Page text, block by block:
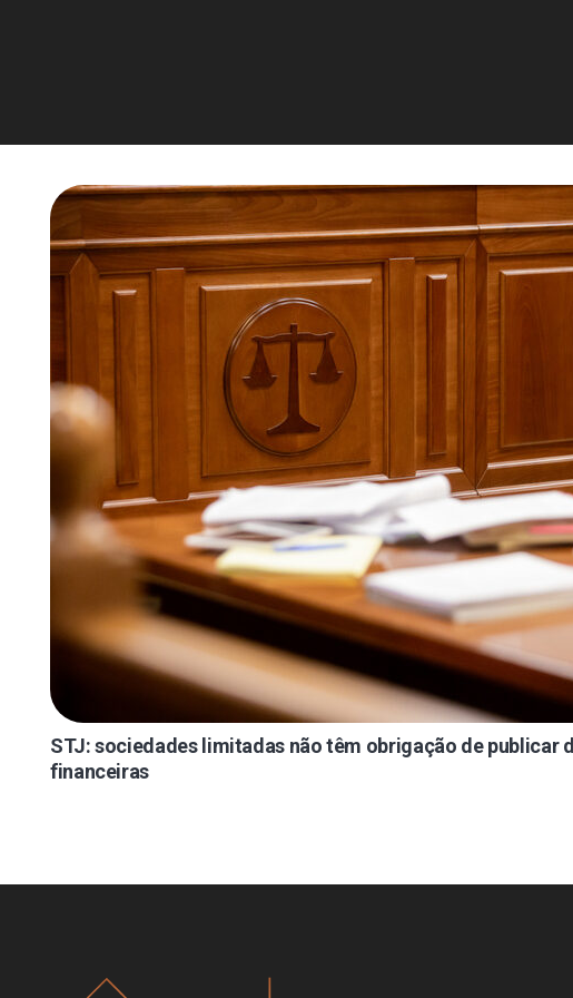
STJ: sociedades limitadas não têm obrigação de publicar
financeiras